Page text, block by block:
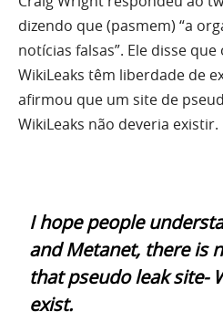
dizendo que (pasmem) “a
notícias falsas”. Ele disse
WikiLeaks têm liberdade de
afirmou que um site de
WikiLeaks não deveria existir.
I hope people
and Metanet, there is
that pseudo leak site-
exist.